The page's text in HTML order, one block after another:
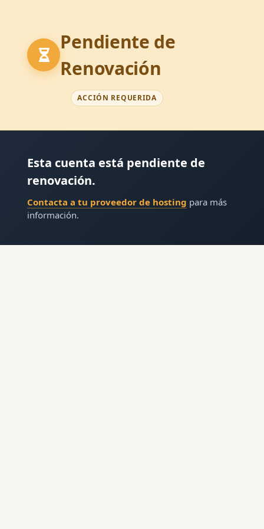
Pendiente de
Renovación
ACCIÓN REQUERIDA
Esta cuenta está pendiente de
renovación.
Contacta a tu proveedor de hosting para más
información.